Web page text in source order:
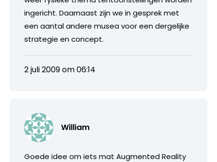
ingericht. Daarnaast zijn we in gesprek met
een aantal andere musea voor een dergelijke
strategie en concept.
2 juli 2009 om 06:14
William
Goede idee om iets mat Augmented Reality